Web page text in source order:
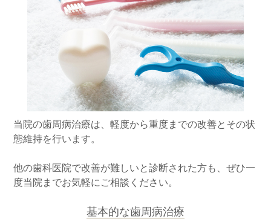
当院の歯周病治療は、軽度から重度までの改善とその状
態維持を行います。
他の歯科医院で改善が難しいと診断された方も、ぜひ一
度当院までお気軽にご相談ください。
基本的な歯周病治療